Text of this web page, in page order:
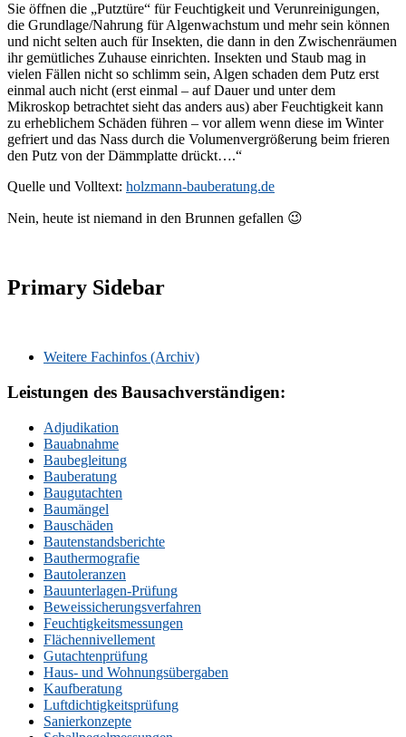
Sie öffnen die „Putztüre“ für Feuchtigkeit und Verunreinigungen,
die Grundlage/Nahrung für Algenwachstum und mehr sein können
und nicht selten auch für Insekten, die dann in den Zwischenräumen
ihr gemütliches Zuhause einrichten. Insekten und Staub mag in
vielen Fällen nicht so schlimm sein, Algen schaden dem Putz erst
einmal auch nicht (erst einmal – auf Dauer und unter dem
Mikroskop betrachtet sieht das anders aus) aber Feuchtigkeit kann
zu erheblichem Schäden führen – vor allem wenn diese im Winter
gefriert und das Nass durch die Volumenvergrößerung beim frieren
den Putz von der Dämmplatte drückt….“
Quelle und Volltext: holzmann-bauberatung.de
Nein, heute ist niemand in den Brunnen gefallen 😉
Primary Sidebar
Weitere Fachinfos (Archiv)
Leistungen des Bausachverständigen:
Adjudikation
Bauabnahme
Baubegleitung
Bauberatung
Baugutachten
Baumängel
Bauschäden
Bautenstandsberichte
Bauthermografie
Bautoleranzen
Bauunterlagen-Prüfung
Beweissicherungsverfahren
Feuchtigkeitsmessungen
Flächennivellement
Gutachtenprüfung
Haus- und Wohnungsübergaben
Kaufberatung
Luftdichtigkeitsprüfung
Sanierkonzepte